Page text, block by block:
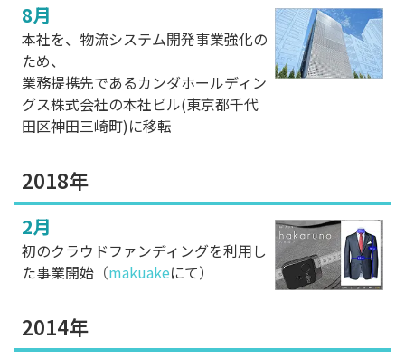
8月
本社を、物流システム開発事業強化の
ため、
業務提携先であるカンダホールディン
グス株式会社の本社ビル(東京都千代
田区神田三崎町)に移転
2018年
2月
初のクラウドファンディングを利用し
た事業開始（makuakeにて）
2014年